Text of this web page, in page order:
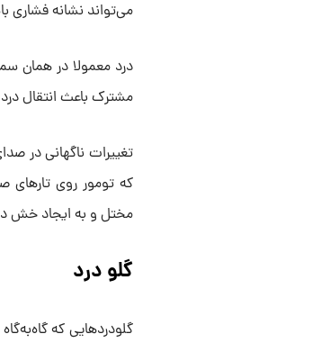
می‌تواند نشانه‌
درد معمولا در همان
مشترک باعث انتقال
تغییرات ناگهانی در
که تومور روی تارهای
مختل و به ایجاد خش
گلو درد
گلو‌درد‌هایی که